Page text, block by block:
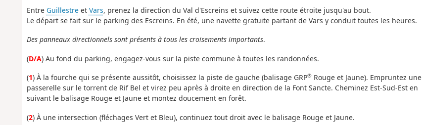
Entre Guillestreet Vars, prenez la direction du Val d'Escreins et suivez cette route étroite jusqu'au bout.
Le départ se fait sur le parking des Escreins. En été, une navette gratuite partant de Vars y conduit toutes les heures.
Des panneaux directionnels sont présents à tous les croisements importants.
(D/A) Au fond du parking, engagez-vous sur la piste commune à toutes les randonnées.
(1) À la fourche qui se présente aussitôt, choisissez la piste de gauche (balisage GRP®Rouge et Jaune). Empruntez une
passerelle sur le torrent de Rif Bel et virez peu après à droite en direction de la Font Sancte. Cheminez Est-Sud-Est en
suivant le balisage Rouge et Jaune et montez doucement en forêt.
(2) À une intersection (fléchages Vert et Bleu), continuez tout droit avec le balisage Rouge et Jaune.